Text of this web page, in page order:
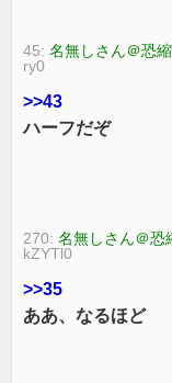
45:名無しさん＠恐
ry0
>>43
ハーフだぞ
270:名無しさん＠恐
kZYTl0
>>35
ああ、なるほど